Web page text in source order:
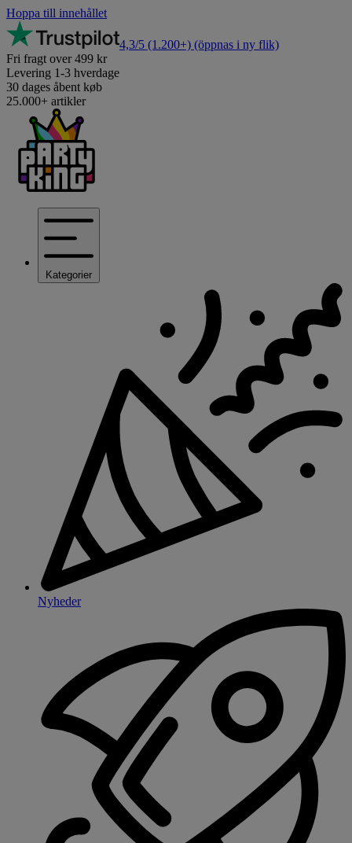
Hoppa till innehållet
4,3/5 (1.200+) (öppnas i ny flik)
Fri fragt over 499 kr
Levering 1-3 hverdage
30 dages åbent køb
25.000+ artikler
Kategorier
Nyheder